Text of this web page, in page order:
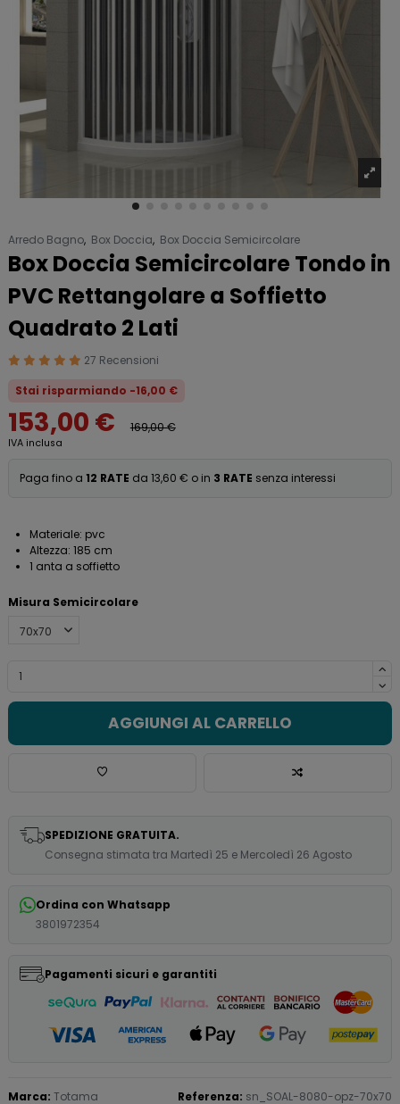
Arredo Bagno, Box Doccia, Box Doccia Semicircolare
Box Doccia Semicircolare Tondo in
PVC Rettangolare a Soffietto
Quadrato 2 Lati
27 Recensioni
Stai risparmiando -16,00 €
153,00 € 169,00 €
IVA inclusa
Paga fino a 12 RATE da 13,60 € o in 3 RATE senza interessi
Materiale: pvc
Altezza: 185 cm
1 anta a soffietto
Misura Semicircolare
AGGIUNGI AL CARRELLO
SPEDIZIONE GRATUITA.
Consegna stimata tra Martedì 25 e Mercoledì 26 Agosto
Ordina con Whatsapp
3801972354
Pagamenti sicuri e garantiti
Marca: Totama Referenza: sn_SOAL-8080-opz-70x70